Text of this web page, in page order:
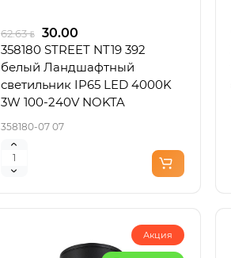
62.63
30.00
358180 STREET NT19 392
белый Ландшафтный
светильник IP65 LED 4000K
3W 100-240V NOKTA
358180-07 07
Акция